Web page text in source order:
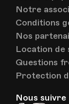
Notre
Conditions
Nos
Location de
Questions
Protection
Nous suivre